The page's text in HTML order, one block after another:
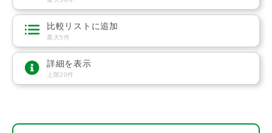
比較リストに追加
最大5件
詳細を表示
上限20件